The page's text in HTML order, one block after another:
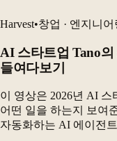
Harvest•창업 · 엔지니
AI 스타트업 Tano
들여다보기
이 영상은 2026년 AI 스
어떤 일을 하는지 보여
자동화하는 AI 에이전